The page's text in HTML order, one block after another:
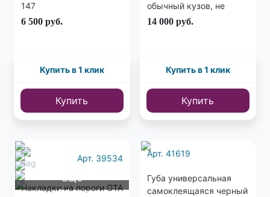
147
6 500 руб.
Купить в 1 клик
Купить
обычный кузов, не
широкий)
14 000 руб.
Купить в 1 клик
Купить
Еще
4 фото
Арт. 39534
Накладки на пороги GTA
Арт. 41619
Губа универсальная
самоклеящаяся черный